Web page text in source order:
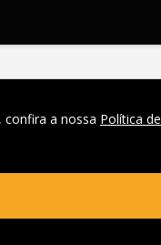
confira a nossa Política de